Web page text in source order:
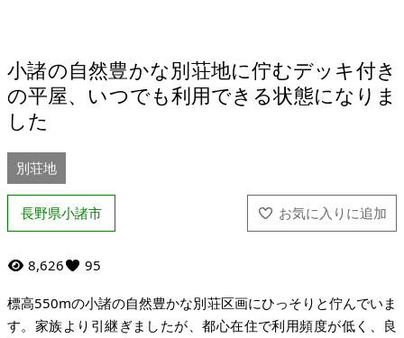
小諸の自然豊かな別荘地に佇むデッキ付き
の平屋、いつでも利用できる状態になりま
した
別荘地
長野県小諸市
8,626 95
標高550mの小諸の自然豊かな別荘区画にひっそりと佇んでいま
す。家族より引継ぎましたが、都心在住で利用頻度が低く、良